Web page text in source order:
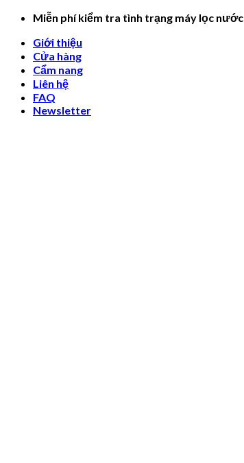
Skip
content
Miễn phí kiểm tra tình trạng máy lọc nước
Giới thiệu
Cửa hàng
Cẩm nang
Liên hệ
FAQ
Newsletter